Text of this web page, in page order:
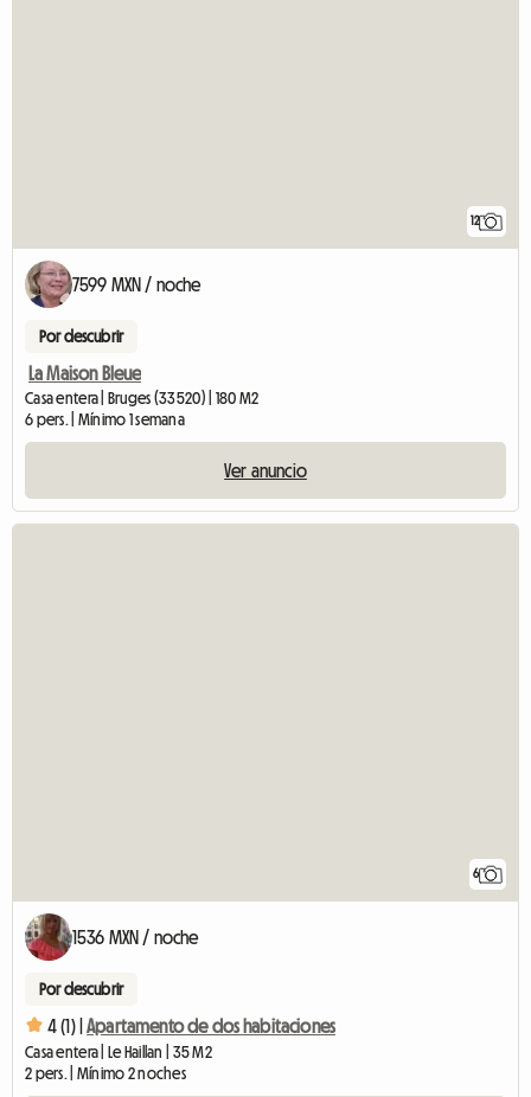
12
7599 MXN / noche
Por descubrir
La Maison Bleue
Casa entera | Bruges (33520) | 180 M2
6 pers. | Mínimo 1 semana
Ver anuncio
6
1536 MXN / noche
Por descubrir
4 (1) | Apartamento de dos habitaciones
Casa entera | Le Haillan | 35 M2
2 pers. | Mínimo 2 noches